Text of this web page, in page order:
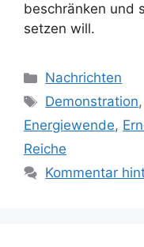
beschränken und
setzen will.
Kategorien
Nachrichten
Schlagwörter
Demonstration,
Energiewende,
Reiche
Kommentar